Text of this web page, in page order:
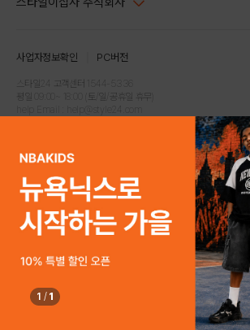
주소 : 서울시 강남구 논현로 633, 6층 (논현동, 한세엠케이빌딩)
사업자등록번호 : 116-81-32499
통신판매업신고번호 : 제 2024-서울강남-04239
고객센터 1544-5336(평일 09:00~ 18:00 토/일/공휴일 휴무)
사업자정보확인 PC버전
스타일24 고객센터 1544-5336
평일 09:00~ 18:00 (토/일/공휴일 휴무)
COPYRIGHTⓒ2021 STYLE24 ALL RIGHTS RESERVED.
1 / 1